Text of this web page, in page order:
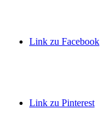
Link zu Facebook
Link zu Pinterest